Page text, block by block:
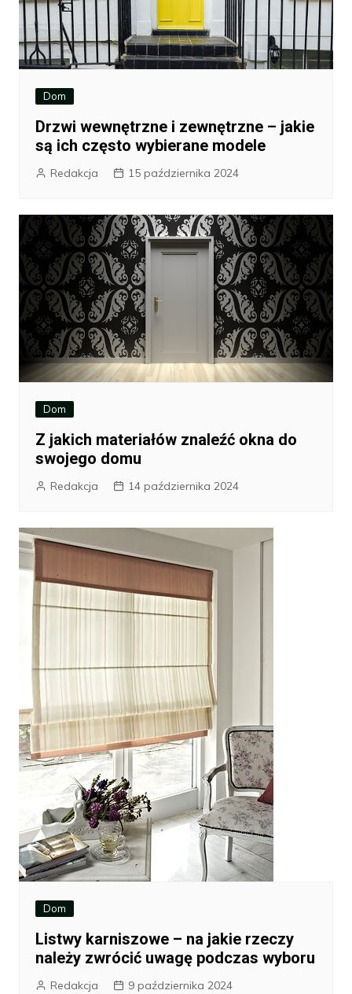
Dom
Drzwi wewnętrzne i zewnętrzne – jakie
są ich często wybierane modele
Redakcja 15 października 2024
Dom
Z jakich materiałów znaleźć okna do
swojego domu
Redakcja 14 października 2024
Dom
Listwy karniszowe – na jakie rzeczy
należy zwrócić uwagę podczas wyboru
Redakcja 9 października 2024